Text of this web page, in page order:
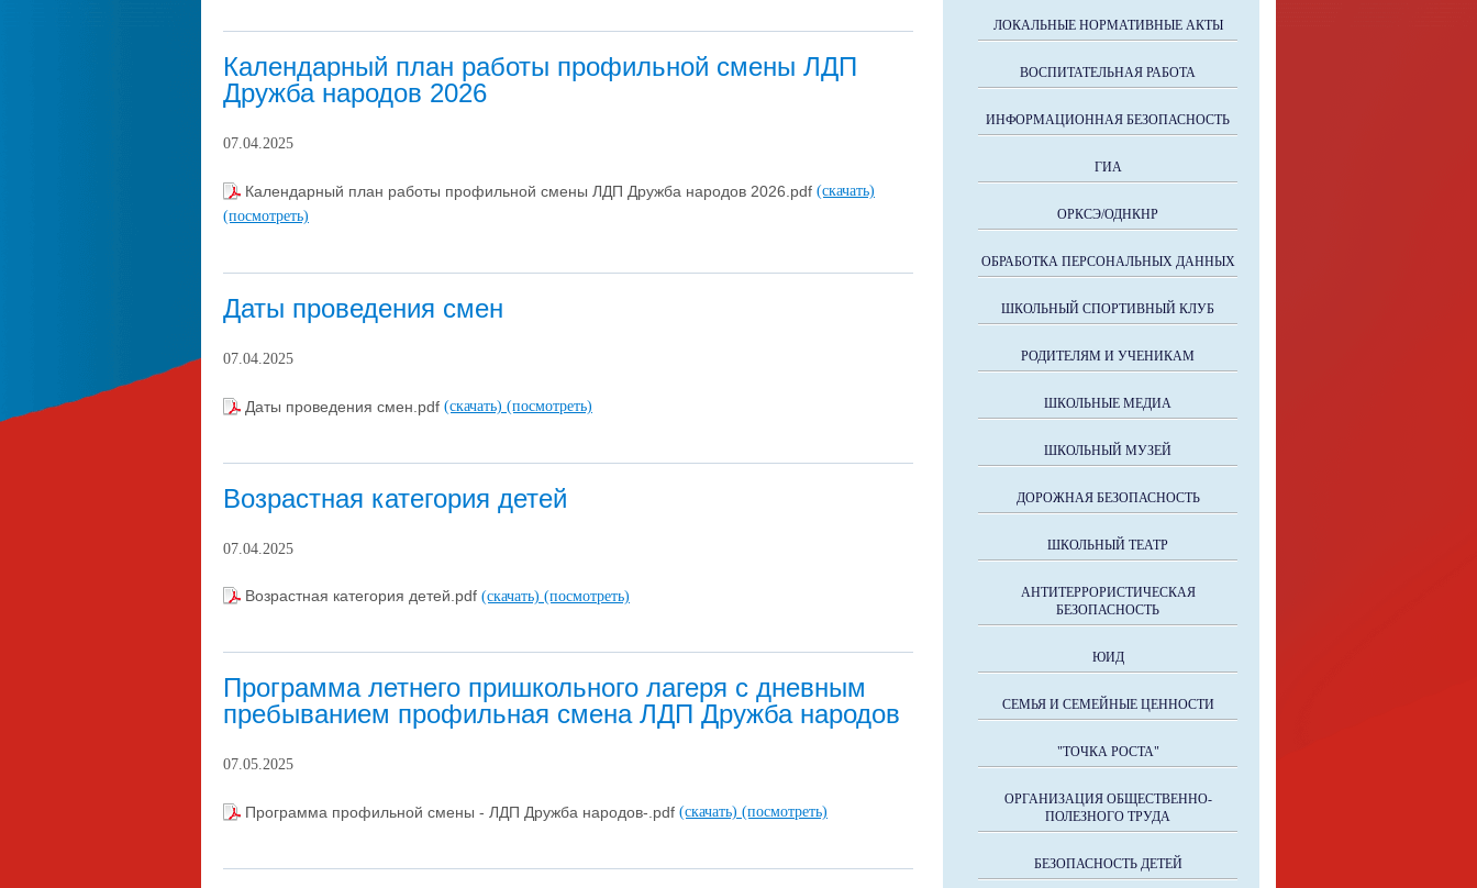
Календарный план работы профильной смены ЛДП
Дружба народов 2026
07.04.2025
Календарный план работы профильной смены ЛДП Дружба народов 2026.pdf (скачать)
(посмотреть)
Даты проведения смен
07.04.2025
Даты проведения смен.pdf (скачать) (посмотреть)
Возрастная категория детей
07.04.2025
Возрастная категория детей.pdf (скачать) (посмотреть)
Программа летнего пришкольного лагеря с дневным
пребыванием профильная смена ЛДП Дружба народов
07.05.2025
Программа профильной смены - ЛДП Дружба народов-.pdf (скачать) (посмотреть)
ЛОКАЛЬНЫЕ НОРМАТИВНЫЕ АКТЫ
ВОСПИТАТЕЛЬНАЯ РАБОТА
ИНФОРМАЦИОННАЯ БЕЗОПАСНОСТЬ
ГИА
ОРКСЭ/ОДНКНР
ОБРАБОТКА ПЕРСОНАЛЬНЫХ ДАННЫХ
ШКОЛЬНЫЙ СПОРТИВНЫЙ КЛУБ
РОДИТЕЛЯМ И УЧЕНИКАМ
ШКОЛЬНЫЕ МЕДИА
ШКОЛЬНЫЙ МУЗЕЙ
ДОРОЖНАЯ БЕЗОПАСНОСТЬ
ШКОЛЬНЫЙ ТЕАТР
АНТИТЕРРОРИСТИЧЕСКАЯ
БЕЗОПАСНОСТЬ
ЮИД
СЕМЬЯ И СЕМЕЙНЫЕ ЦЕННОСТИ
"ТОЧКА РОСТА"
ОРГАНИЗАЦИЯ ОБЩЕСТВЕННО-
ПОЛЕЗНОГО ТРУДА
БЕЗОПАСНОСТЬ ДЕТЕЙ